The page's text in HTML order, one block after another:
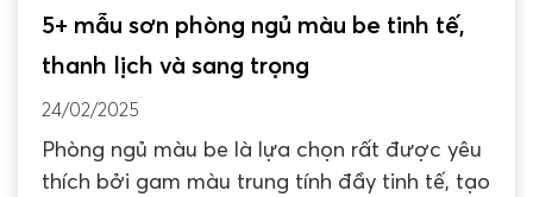
5+ mẫu sơn phòng ngủ màu be tinh tế,
thanh lịch và sang trọng
24/02/2025
Phòng ngủ màu be là lựa chọn rất được yêu
thích bởi gam màu trung tính đầy tinh tế, tạo